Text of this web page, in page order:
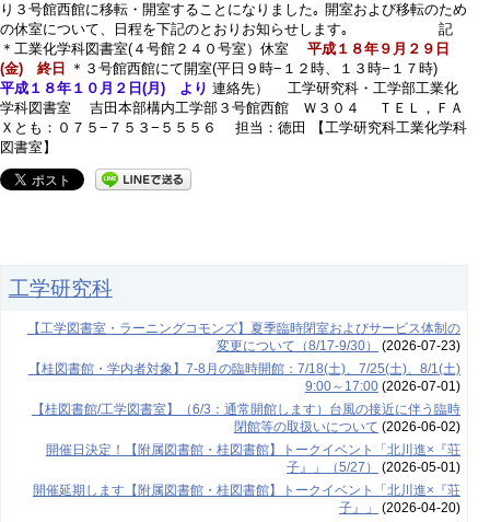
り３号館西館に移転・開室することになりました｡ 開室および移転のため
の休室について、日程を下記のとおりお知らせします｡ 記
＊工業化学科図書室(４号館２４０号室）休室 平成１８年９月２９日
(金) 終日
＊３号館西館にて開室(平日９時−１２時、１３時−１７時)
平成１８年１０月２日(月) より 連絡先） 工学研究科・工学部工業化
学科図書室 吉田本部構内工学部３号館西館 Ｗ３０４ ＴＥＬ，ＦＡ
Ｘとも：０７５−７５３−５５５６ 担当：徳田 【工学研究科工業化学科
図書室】
工学研究科
【工学図書室・ラーニングコモンズ】夏季臨時閉室およびサービス体制の
変更について（8/17-9/30）
(2026-07-23)
【桂図書館・学内者対象】7-8月の臨時開館：7/18(土)、7/25(土)、8/1(土)
9:00～17:00(2026-07-01)
【桂図書館/工学図書室】（6/3：通常開館します）台風の接近に伴う臨時
閉館等の取扱いについて (2026-06-02)
開催日決定！【附属図書館・桂図書館】トークイベント「北川進×『荘
子』」（5/27）
(2026-05-01)
開催延期します【附属図書館・桂図書館】トークイベント「北川進×『荘
子』」
(2026-04-20)